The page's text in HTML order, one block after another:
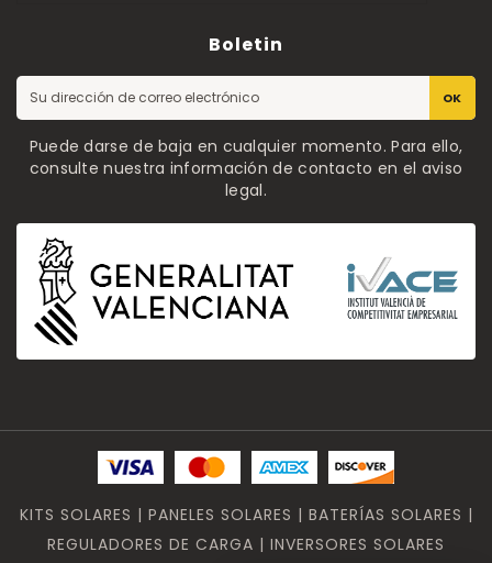
Boletin
OK
Puede darse de baja en cualquier momento. Para ello,
consulte nuestra información de contacto en el aviso
legal.
KITS SOLARES | PANELES SOLARES | BATERÍAS SOLARES |
REGULADORES DE CARGA | INVERSORES SOLARES